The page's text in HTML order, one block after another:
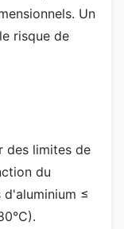
Un
risque de
des limites de
du
d'aluminium ≤